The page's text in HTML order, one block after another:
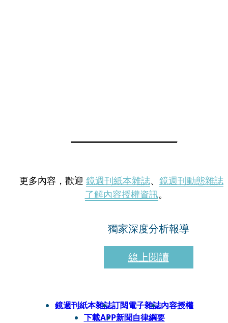
更多內容，歡迎 鏡週刊紙本雜誌、 鏡週刊動態雜誌
了解內容授權資訊。
獨家深度分析報導
線上閱讀
鏡週刊紙本雜誌訂閱電子雜誌內容授權
下載APP新聞自律綱要